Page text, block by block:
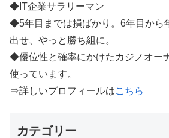
◆IT企業サラリーマン
◆5年目までは損ばかり。6年目から
出せ、やっと勝ち組に。
◆優位性と確率にかけたカジノオー
使っています。
⇒詳しいプロフィールはこちら
カテゴリー